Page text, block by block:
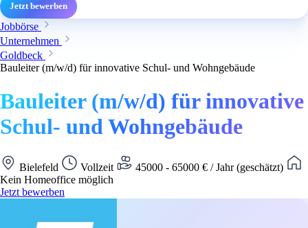
Jetzt bewerben
Jobbörse
Unternehmen
Goldbeck
Bauleiter (m/w/d) für innovative Schul- und Wohngebäude
Bauleiter (m/w/d) für innovative
Schul- und Wohngebäude
Bielefeld Vollzeit
45000 - 65000 € / Jahr (geschätzt)
Kein Homeoffice möglich
Jetzt bewerben